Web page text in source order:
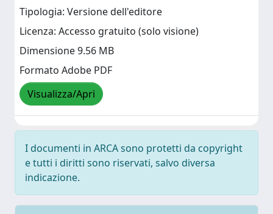
Tipologia: Versione dell'editore
Licenza: Accesso gratuito (solo visione)
Dimensione 9.56 MB
Formato Adobe PDF
Visualizza/Apri
I documenti in ARCA sono protetti da copyright
e tutti i diritti sono riservati, salvo diversa
indicazione.